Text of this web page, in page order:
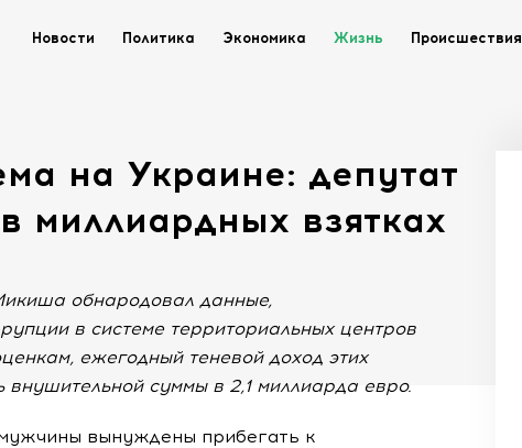
Новости Политика Экономика Жизнь Происшествия
на Украине: депутат
миллиардных взятках
обнародовал данные,
в системе территориальных центров
ежегодный теневой доход этих
внушительной суммы в 2,1 миллиарда евро.
вынуждены прибегать к